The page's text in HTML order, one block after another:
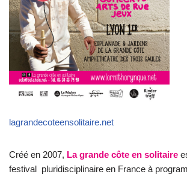
lagrandecoteensolitaire.net
Créé en 2007, La grande côte en solitaire
festival pluridisciplinaire en France à